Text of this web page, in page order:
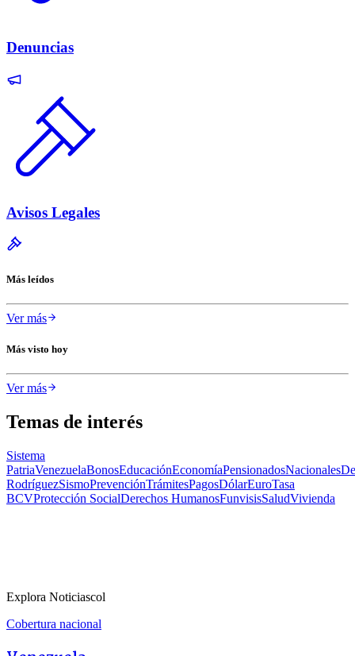
Denuncias
Avisos Legales
Más leídos
Ver más
Más visto hoy
Ver más
Temas de interés
Sistema
PatriaVenezuelaBonosEducaciónEconomíaPensionadosNacionales
RodríguezSismoPrevenciónTrámitesPagosDólarEuroTasa
BCVProtección SocialDerechos HumanosFunvisisSaludVivienda
Explora Noticiascol
Cobertura nacional